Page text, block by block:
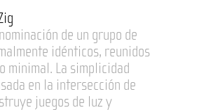
de un grupo de
idénticos, reunidos
minimal. La simplicidad
en la intersección de
juegos de luz y